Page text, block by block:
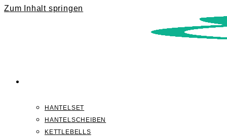
Zum Inhalt springen
HANTELSET
HANTELSCHEIBEN
KETTLEBELLS